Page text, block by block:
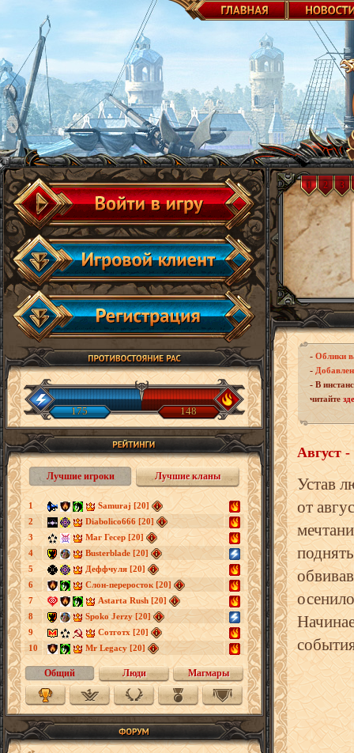
175 148
Лучшие игроки Лучшие кланы
1
Samuraj [20]
2
Diabolico666 [20]
3
Маг Гесер [20]
4
Busterblade [20]
5
Деффчуля [20]
6
Слон-переросток [20]
7
Astarta Rush [20]
8
Spoko Jerzy [20]
9
Сотготх [20]
10
Mr Legacy [20]
Общий Люди Магмары
1 2 3
- Облики
-
- В
читайте
Август
Устав
от